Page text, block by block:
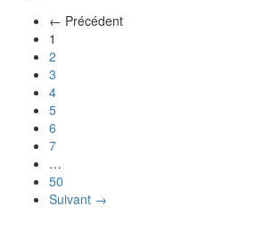
← Précédent
1
2
3
4
5
6
7
…
50
Suivant →